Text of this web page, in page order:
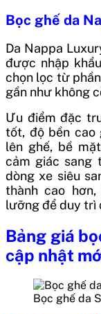
Bọc ghế da
Da Nappa
được nhập
chọn lọc từ
gần như không
Ưu điểm đặc
tốt, độ bền cao
lên ghế, bề
cảm giác sang
dòng xe siêu
thành cao
lưỡng để duy trì
Bảng giá
cập nhật
Bọc ghế da